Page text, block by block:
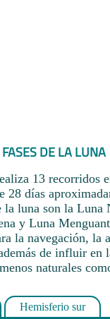
FASES DE LA LUNA
13 recorridos
28 días
la luna son la Luna
y Luna
la navegación, la
de influir en
naturales